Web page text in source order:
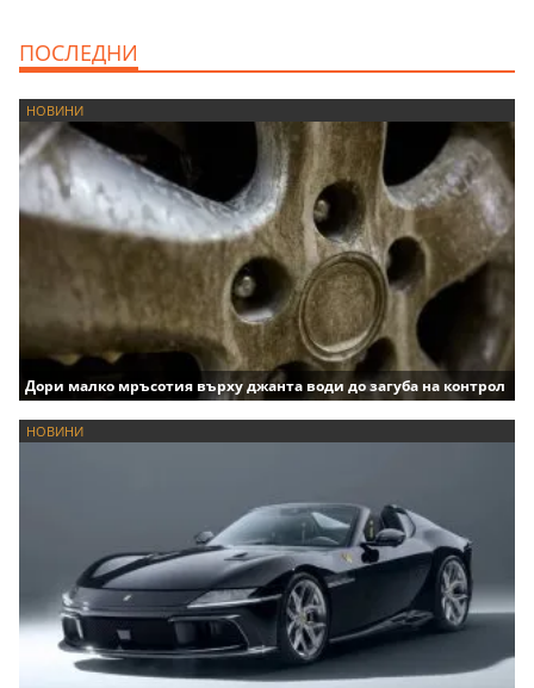
ПОСЛЕДНИ
НОВИНИ
Дори малко мръсотия върху джанта води до загуба на контрол
НОВИНИ